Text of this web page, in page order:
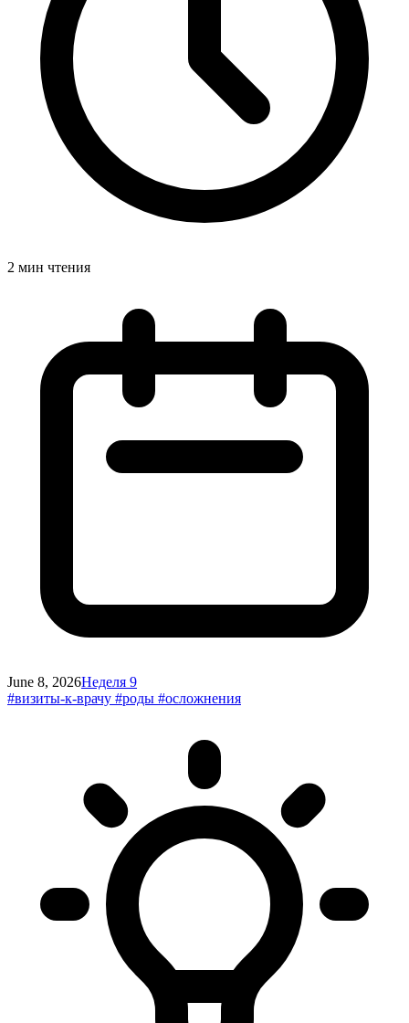
2 мин чтения
June 8, 2026Неделя 9
#визиты-к-врачу #роды #осложнения